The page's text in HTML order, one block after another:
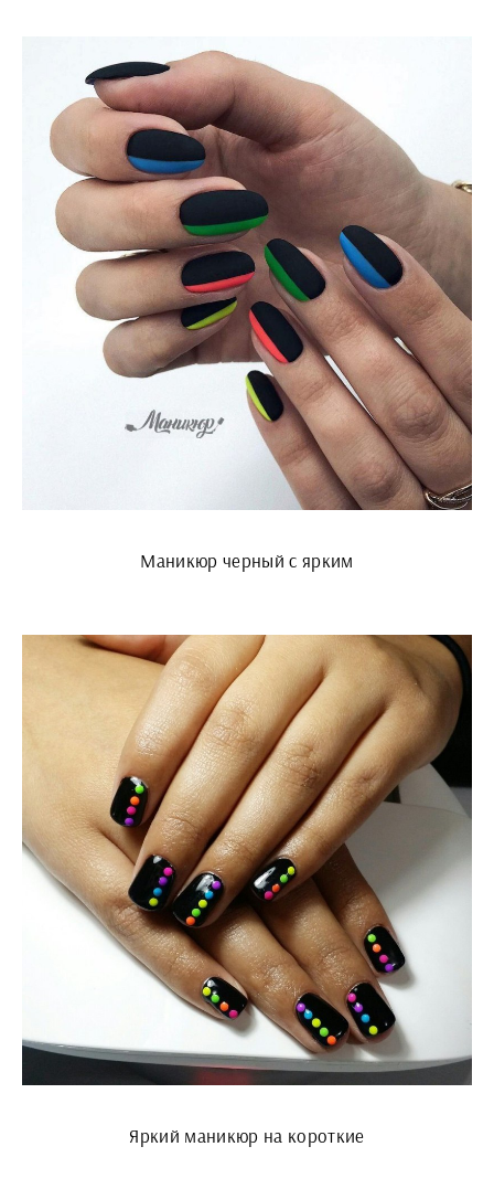
Маникюр черный с ярким
Яркий маникюр на короткие